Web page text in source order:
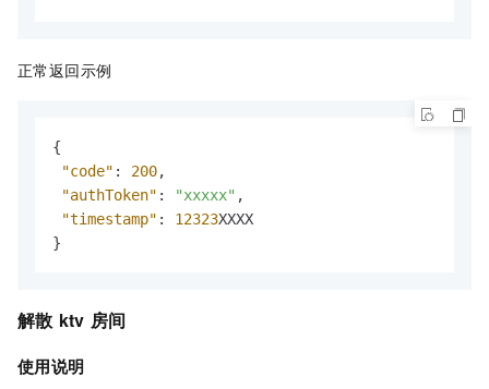
正常返回示例
{
"code" : 200,
"authToken" : "xxxxx" ,
"timestamp" : 12323
}
解散 ktv 房间
使用说明